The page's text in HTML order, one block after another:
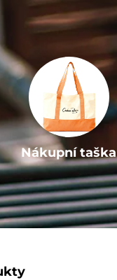
Nákupní taška